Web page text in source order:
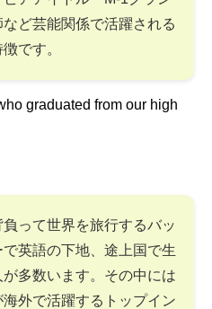
ど芸能関係で活躍される
です。
って世界を旅行するバッ
英語の下地、途上国で生
多数います。その中には
外で活躍するトップイン